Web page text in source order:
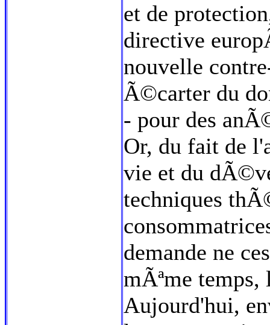
et de
directive
nouvelle
Ã©carter du
- pour des
Or, du fait de
vie et du
techniques
demande ne
mÃªme
Aujourd'hui,